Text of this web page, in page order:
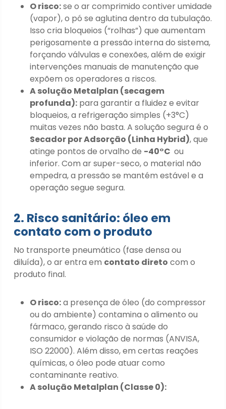
O risco:se o ar comprimido contiver umidade
(vapor), o pó se aglutina dentro da tubulação.
Isso cria bloqueios (“rolhas”) que aumentam
perigosamente a pressão interna do sistema,
forçando válvulas e conexões, além de exigir
intervenções manuais de manutenção que
expõem os operadores a riscos.
A solução Metalplan (secagem
profunda): para garantir a fluidez e evitar
bloqueios, a refrigeração simples (+3°C)
muitas vezes não basta. A solução segura é o
Secador por Adsorção (Linha Hybrid), que
atinge pontos de orvalho de -40°C ou
inferior. Com ar super-seco, o material não
empedra, a pressão se mantém estável e a
operação segue segura.
2. Risco sanitário: óleo em
contato com o produto
No transporte pneumático (fase densa ou
diluída), o ar entra em contato direto com o
produto final.
O risco:a presença de óleo (do compressor
ou do ambiente) contamina o alimento ou
fármaco, gerando risco à saúde do
consumidor e violação de normas (ANVISA,
ISO 22000). Além disso, em certas reações
químicas, o óleo pode atuar como
contaminante reativo.
A solução Metalplan (Classe 0):